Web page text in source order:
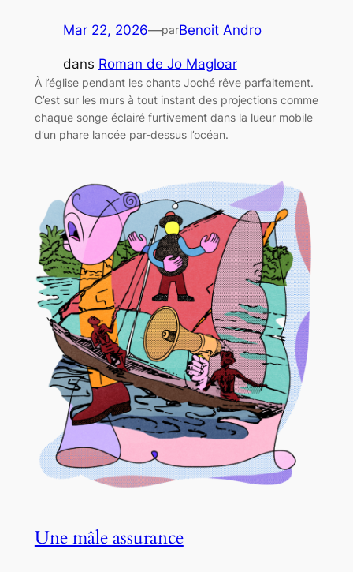
Mar 22, 2026—parBenoit Andro
dans Roman de Jo Magloar
À l’église pendant les chants Joché rêve parfaitement.
C’est sur les murs à tout instant des projections comme
chaque songe éclairé furtivement dans la lueur mobile
d’un phare lancée par-dessus l’océan.
Une mâle assurance